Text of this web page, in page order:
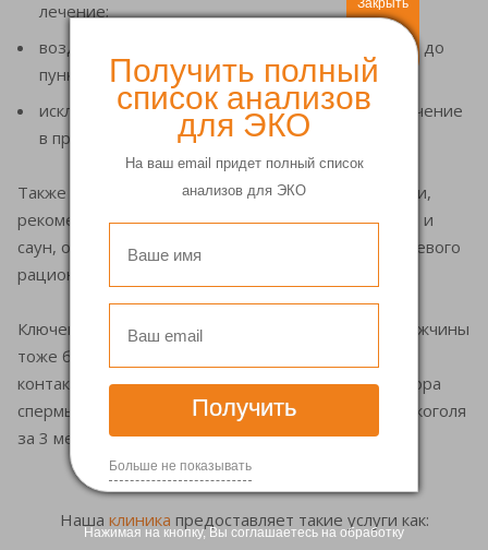
Получить полный
список анализов
для ЭКО
На ваш email придет полный список
анализов для ЭКО
Получить
Больше не показывать
Закрыть
Нажимая на кнопку, Вы соглашаетесь на обработку
лечение;
воздержание от половых контактов за 3 - 4 дня до
пункции;
исключение курения и приема алкоголя, ограничение
в приеме кофе.
Также женщинам, которые готовятся стать мамами,
рекомендовано воздержаться от посещения бань и
саун, общения с больными ОРВИ, изменения пищевого
рациона.
Ключевые рекомендации при ЭКО в Перми для мужчины
тоже будут озвучены: воздержание от половых
контактов в течение 3 - 7 (не больше) дней до сбора
спермы, отказ от посещения парной, курения и алкоголя
за 3 месяца до процедуры.
Наша клиника предоставляет такие услуги как: